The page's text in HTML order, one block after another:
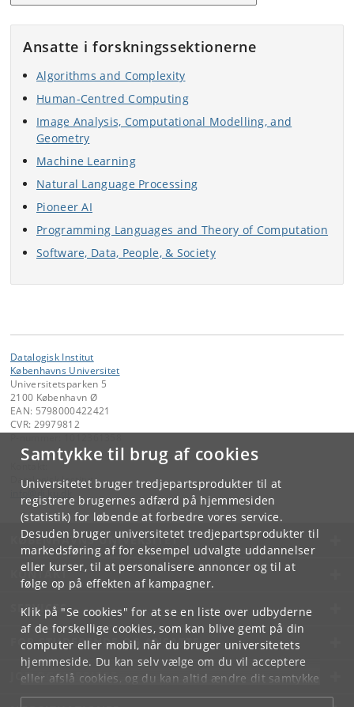
Samtykke til brug af cookies
Universitetet bruger tredjepartsprodukter til at
registrere brugernes adfærd på hjemmesiden
(statistik) for løbende at forbedre vores service.
Desuden bruger universitetet tredjepartsprodukter til
markedsføring af for eksempel udvalgte uddannelser
eller kurser, til at personalisere annoncer og til at
følge op på effekten af kampagner.
Klik på "Se cookies" for at se en liste over udbyderne
af de forskellige cookies, som kan blive gemt på din
computer eller mobil, når du bruger universitetets
hjemmeside. Du kan selv vælge om du vil acceptere
eller afslå cookies, og du kan altid ændre dit samtykke
underCookie- og privatlivspolitiksom du finder i
Ansatte i forskningssektionerne
Algorithms and Complexity
Human-Centred Computing
Image Analysis, Computational Modelling, and
Geometry
Machine Learning
Natural Language Processing
Pioneer AI
Programming Languages and Theory of Computation
Software, Data, People, & Society
Datalogisk Institut
Københavns Universitet
Universitetsparken 5
2100 København Ø
EAN: 5798000422421
CVR: 29979812
Datalogisk Institut
KØBENHAVNS UNIVERSITET
KONTAKT
SERVICES
FOR STUDERENDE OG ANSATTE
JOB OG KARRIERE